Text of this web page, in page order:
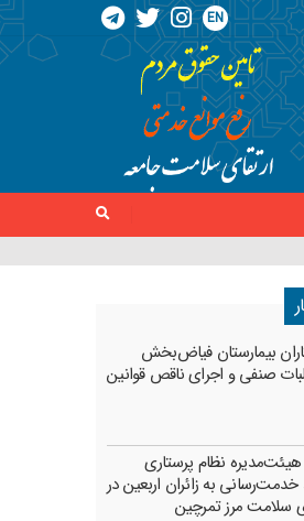
EN
بیمارستان فیاض‌بخش
صنفی و اجرای ناقص قوانین
نظام پرستاری
خدمت‌رسانی به زائران اربعین در
مرز تمرچین